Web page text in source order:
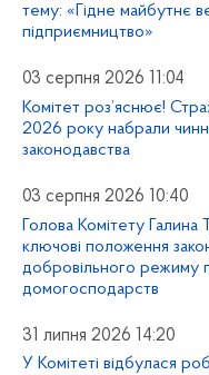
тему: «Гідне майбутнє
підприємництво»
03 серпня 2026 11:04
Комітет роз’яснює!
2026 року набрали
законодавства
03 серпня 2026 10:40
Голова Комітету Галина
ключові положення
добровільного режиму
домогосподарств
31 липня 2026 14:20
У Комітеті відбулася